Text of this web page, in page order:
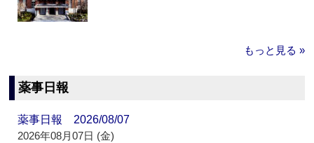
もっと見る »
薬事日報
薬事日報 2026/08/07
2026年08月07日 (金)